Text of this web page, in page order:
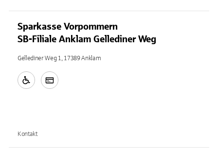
Sparkasse Vorpommern
SB-Filiale Anklam Gellediner Weg
Gellediner Weg 1, 17389 Anklam
Kontakt